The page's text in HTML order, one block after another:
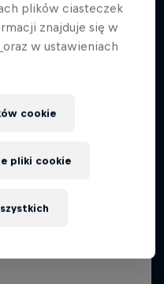
plików ciasteczek
znajduje się w
oraz w ustawieniach
cookie
pliki cookie